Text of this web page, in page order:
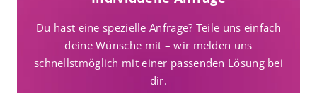
Du hast eine spezielle Anfrage? Teile uns einfach
deine Wünsche mit – wir melden uns
schnellstmöglich mit einer passenden Lösung bei
dir.